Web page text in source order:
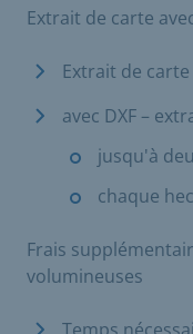
Extrait de carte
Extrait de
avec DXF –
jusqu'à
chaque
Frais
volumineuses